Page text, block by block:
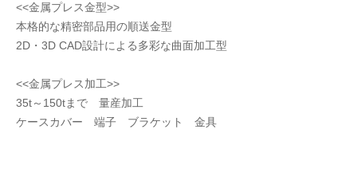
<<金属プレス金型>>
本格的な精密部品用の順送金型
2D・3D CAD設計による多彩な曲面加工型
<<金属プレス加工>>
35t～150tまで 量産加工
ケースカバー 端子 ブラケット 金具